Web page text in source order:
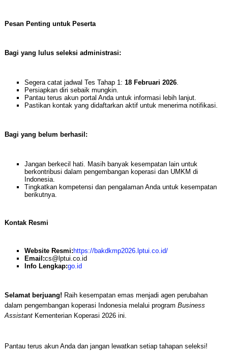
Pesan Penting untuk Peserta
Bagi yang lulus seleksi administrasi:
Segera catat jadwal Tes Tahap 1: 18 Februari 2026.
Persiapkan diri sebaik mungkin.
Pantau terus akun portal Anda untuk informasi lebih lanjut.
Pastikan kontak yang didaftarkan aktif untuk menerima notifikasi.
Bagi yang belum berhasil:
Jangan berkecil hati. Masih banyak kesempatan lain untuk
berkontribusi dalam pengembangan koperasi dan UMKM di
Indonesia.
Tingkatkan kompetensi dan pengalaman Anda untuk kesempatan
berikutnya.
Kontak Resmi
Website Resmi: https://bakdkmp2026.lptui.co.id/
Email:cs@lptui.co.id
Info Lengkap:go.id
Selamat berjuang! Raih kesempatan emas menjadi agen perubahan
dalam pengembangan koperasi Indonesia melalui program Business
AssistantKementerian Koperasi 2026 ini.
Pantau terus akun Anda dan jangan lewatkan setiap tahapan seleksi!